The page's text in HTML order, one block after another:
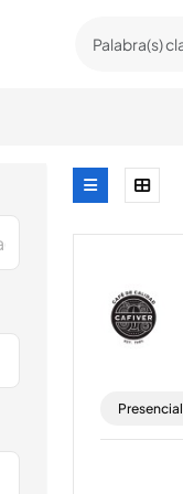
Presencial